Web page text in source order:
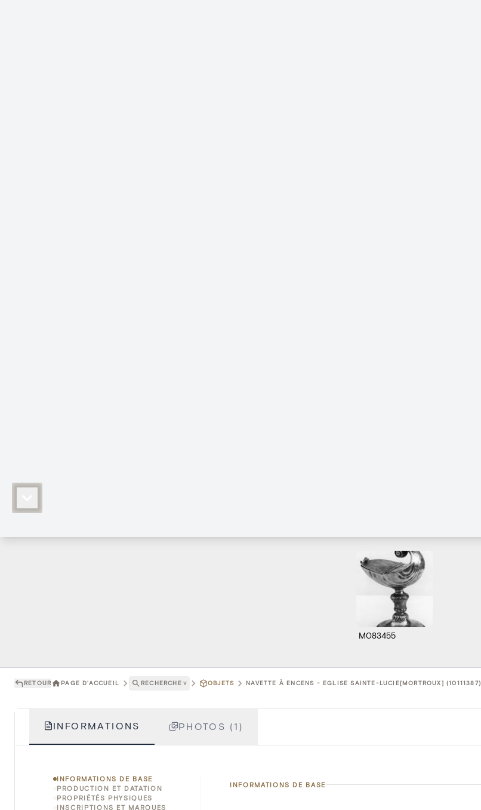
M083455
RETOUR PAGE D'ACCUEIL RECHERCHE ˅ OBJETS NAVETTE À ENCENS - EGLISE SAINTE-LUCIE[MORTROUX] (10111387)
INFORMATIONS PHOTOS (1)
INFORMATIONS DE BASE
PRODUCTION ET DATATION
PROPRIÉTÉS PHYSIQUES
INSCRIPTIONS ET MARQUES
INFORMATIONS DE BASE